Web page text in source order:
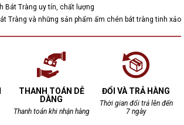
Bát Tràng uy tín, chất lượng
Tràng và những sản phẩm ấm chén bát tràng tinh xảo
THANH TOÁN DỄ
DÀNG
Thanh toán khi nhận hàng
ĐỔI VÀ TRẢ HÀNG
Thời gian đổi trả lên đến
7 ngày